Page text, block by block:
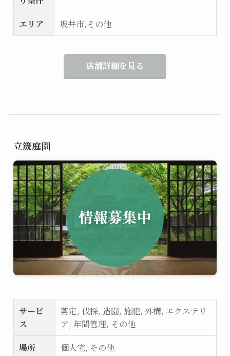
エリア 坂井市,その他
店舗詳細を見る
立筬庭園
サービ
ス
剪定, 伐採, 造園, 施肥, 外構, エクステリ
ア, 年間管理, その他
場所
個人宅, その他